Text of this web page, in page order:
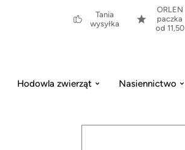
Tania
wysyłka
ORLEN
paczka
od 11,50
Hodowla zwierząt Nasiennictwo